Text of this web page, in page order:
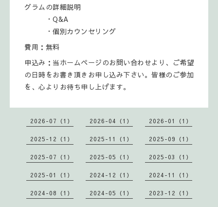
グラムの詳細説明
・Q&A
・個別カウンセリング
費用：無料
申込み：当ホームページのお問い合わせより、ご希望
の日時をお書き頂きお申し込み下さい。皆様のご参加
を、心よりお待ち申し上げます。
2026-07（1） 2026-04（1） 2026-01（1）
2025-12（1） 2025-11（1） 2025-09（1）
2025-07（1） 2025-05（1） 2025-03（1）
2025-01（1） 2024-12（1） 2024-11（1）
2024-08（1） 2024-05（1） 2023-12（1）